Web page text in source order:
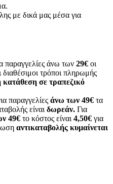
με δικά μας μέσα για
παραγγελίες άνω των 29€ οι
τρόποι πληρωμής
σε τραπεζικό
παραγγελίες άνω των 49€ τα
είναι δωρεάν. Για
49€ το κόστος είναι 4,50€ για
αντικαταβολής κυμαίνεται